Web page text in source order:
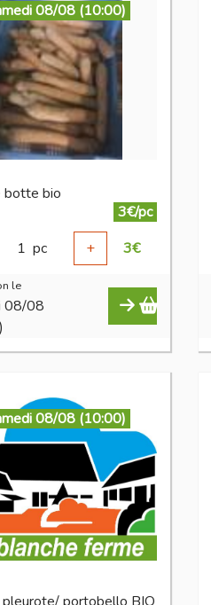
08/08 (10:00)
botte bio
3€/pc
1 pc + 3€
le
08/08
08/08 (10:00)